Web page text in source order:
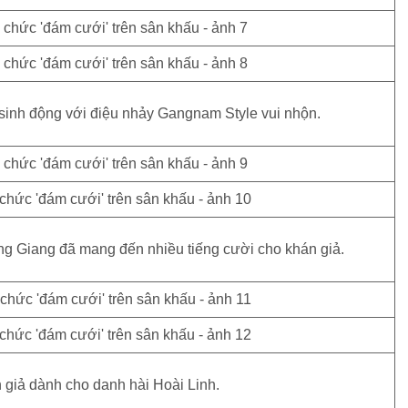
động với điệu nhảy Gangnam Style vui nhộn.
Giang đã mang đến nhiều tiếng cười cho khán giả.
giả dành cho danh hài Hoài Linh.